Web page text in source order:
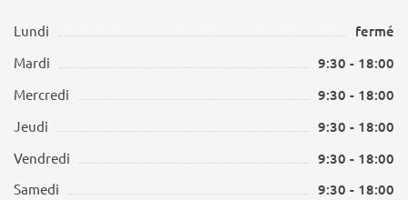
Lundi fermé
Mardi 9:30 - 18:00
Mercredi 9:30 - 18:00
Jeudi 9:30 - 18:00
Vendredi 9:30 - 18:00
Samedi 9:30 - 18:00